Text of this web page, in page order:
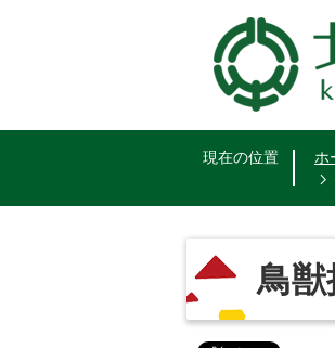
現在の位置 ホ
鳥